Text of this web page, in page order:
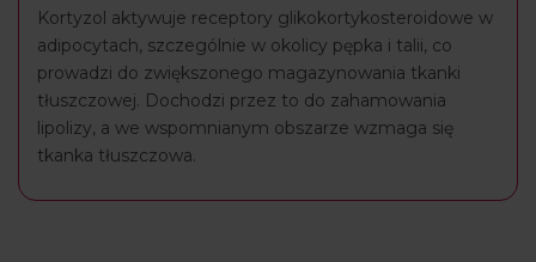
Kortyzol aktywuje receptory glikokortykosteroidowe w
adipocytach, szczególnie w okolicy pępka i talii, co
prowadzi do zwiększonego magazynowania tkanki
tłuszczowej. Dochodzi przez to do zahamowania
lipolizy, a we wspomnianym obszarze wzmaga się
tkanka tłuszczowa.